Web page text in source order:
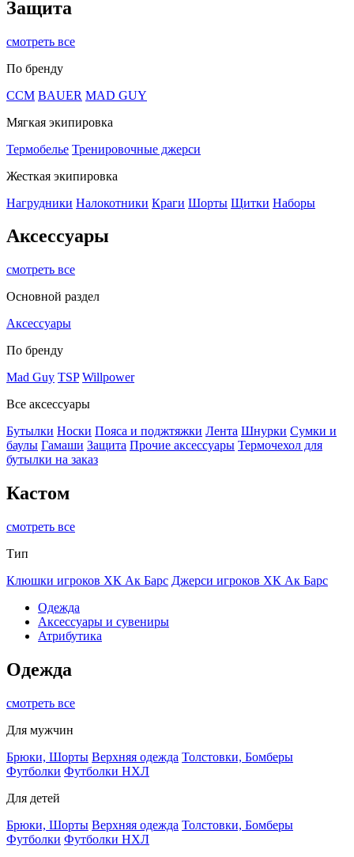
Защита
смотреть все
По бренду
CCM BAUER MAD GUY
Мягкая экипировка
Термобелье Тренировочные джерси
Жесткая экипировка
Нагрудники Налокотники Краги Шорты Щитки Наборы
Аксессуары
смотреть все
Основной раздел
Аксессуары
По бренду
Mad Guy TSP Willpower
Все аксессуары
Бутылки Носки Пояса и поджтяжки Лента Шнурки Сумки и
баулы Гамаши Защита Прочие аксессуары Термочехол для
бутылки на заказ
Кастом
смотреть все
Тип
Клюшки игроков ХК Ак Барс Джерси игроков ХК Ак Барс
Одежда
Аксессуары и сувениры
Атрибутика
Одежда
смотреть все
Для мужчин
Брюки, Шорты Верхняя одежда Толстовки, Бомберы
Футболки Футболки НХЛ
Для детей
Брюки, Шорты Верхняя одежда Толстовки, Бомберы
Футболки Футболки НХЛ